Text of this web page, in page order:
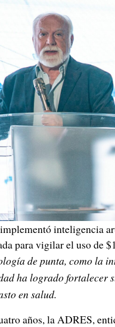
inteligencia
para vigilar el uso de
de punta, como la
ha logrado fortalecer
en salud.
años, la ADRES,